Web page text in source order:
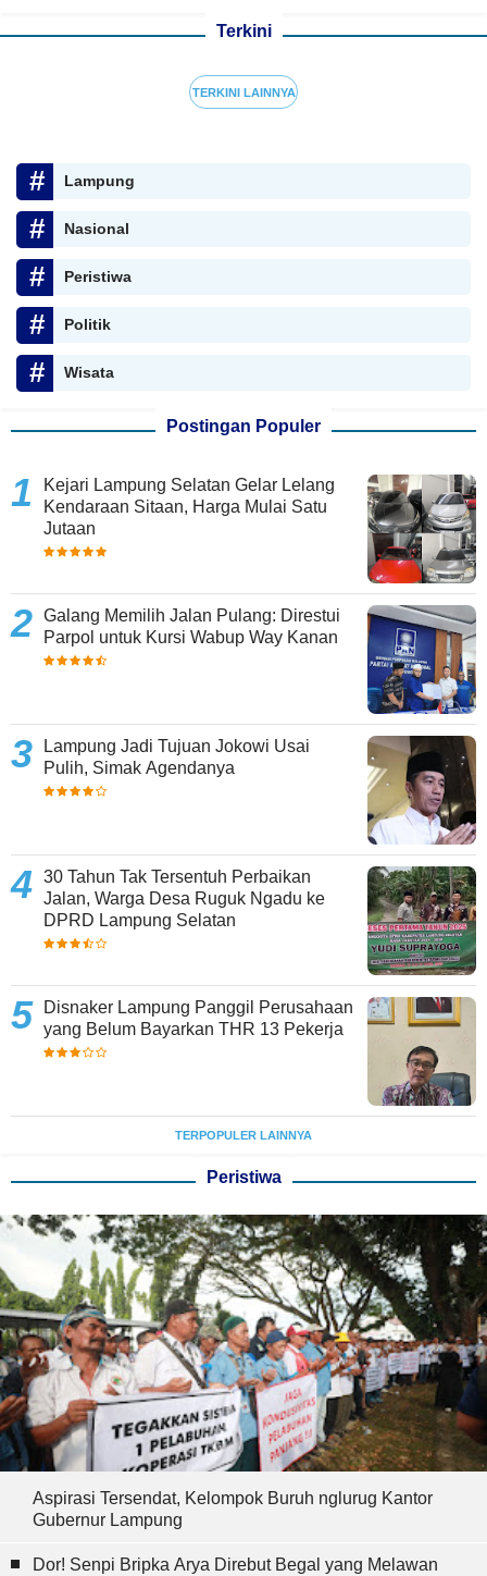
Terkini
TERKINI LAINNYA
Lampung
Nasional
Peristiwa
Politik
Wisata
Postingan Populer
Kejari Lampung Selatan Gelar Lelang
Kendaraan Sitaan, Harga Mulai Satu
Jutaan
Galang Memilih Jalan Pulang: Direstui
Parpol untuk Kursi Wabup Way Kanan
Lampung Jadi Tujuan Jokowi Usai
Pulih, Simak Agendanya
30 Tahun Tak Tersentuh Perbaikan
Jalan, Warga Desa Ruguk Ngadu ke
DPRD Lampung Selatan
Disnaker Lampung Panggil Perusahaan
yang Belum Bayarkan THR 13 Pekerja
TERPOPULER LAINNYA
Peristiwa
Aspirasi Tersendat, Kelompok Buruh nglurug Kantor
Gubernur Lampung
Dor! Senpi Bripka Arya Direbut Begal yang Melawan